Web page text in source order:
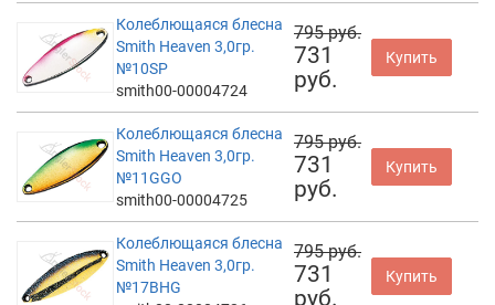
Колеблющаяся блесна
Smith Heaven 3,0гр.
№10SP
smith00-00004724
795 руб.
731
руб.
Купить
Колеблющаяся блесна
Smith Heaven 3,0гр.
№11GGO
smith00-00004725
795 руб.
731
руб.
Купить
Колеблющаяся блесна
Smith Heaven 3,0гр.
№17BHG
795 руб.
731
руб.
Купить